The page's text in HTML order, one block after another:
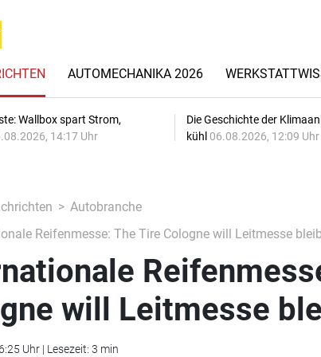
AUTOMECHANIKA 2026
Wallbox spart Strom,
14:17 Uhr
Die Geschichte der
kühl 06.08.2026, 12:09 Uhr
Autobranche
Reifenmesse: The Tire Cologne will Leitmesse
will Leitmesse
Uhr | Lesezeit: 3 min